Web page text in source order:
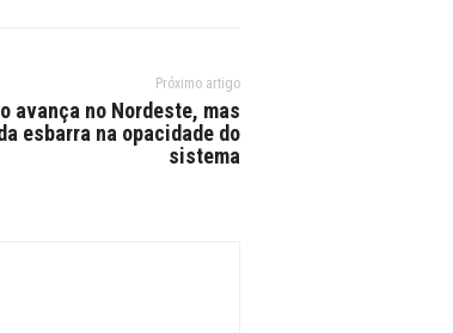
Próximo artigo
avança no Nordeste, mas
esbarra na opacidade do
sistema